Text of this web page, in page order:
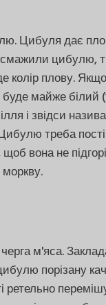
Цибуля дає
цибулю,
колір плову.
буде майже білий
і звідси
треба
вона не
м'яса.
порізану
ретельно